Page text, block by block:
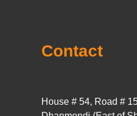
Contact
House # 54, Road #